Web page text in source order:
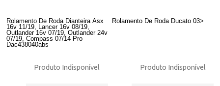
Rolamento De Roda Dianteira Asx
16v 11/19, Lancer 16v 08/19,
Outlander 16v 07/19, Outlander 24v
07/19, Compass 07/14 Pro
Dac438040abs
Produto Indisponível
Rolamento De Roda Ducato 03>
Produto Indisponível